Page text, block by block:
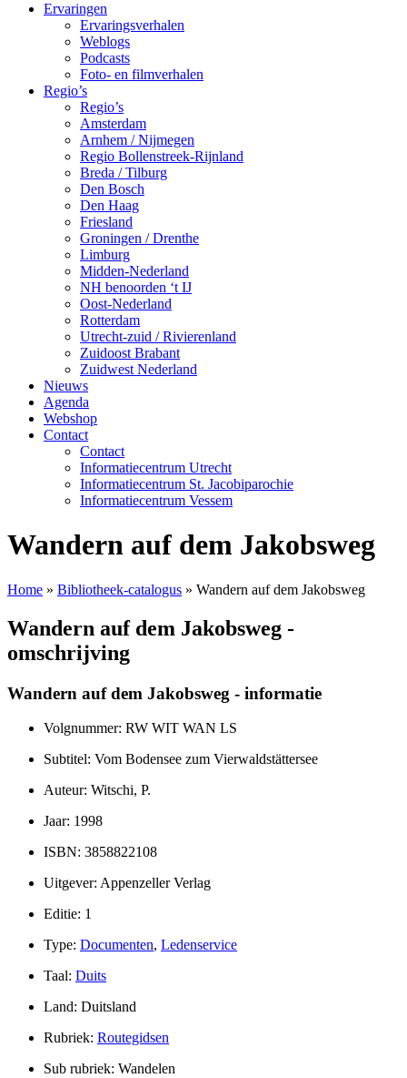
Ervaringen
Ervaringsverhalen
Weblogs
Podcasts
Foto- en filmverhalen
Regio’s
Regio’s
Amsterdam
Arnhem / Nijmegen
Regio Bollenstreek-Rijnland
Breda / Tilburg
Den Bosch
Den Haag
Friesland
Groningen / Drenthe
Limburg
Midden-Nederland
NH benoorden ‘t IJ
Oost-Nederland
Rotterdam
Utrecht-zuid / Rivierenland
Zuidoost Brabant
Zuidwest Nederland
Nieuws
Agenda
Webshop
Contact
Contact
Informatiecentrum Utrecht
Informatiecentrum St. Jacobiparochie
Informatiecentrum Vessem
Wandern auf dem Jakobsweg
Home » Bibliotheek-catalogus » Wandern auf dem Jakobsweg
Wandern auf dem Jakobsweg -
omschrijving
Wandern auf dem Jakobsweg - informatie
Volgnummer: RW WIT WAN LS
Subtitel: Vom Bodensee zum Vierwaldstättersee
Auteur: Witschi, P.
Jaar: 1998
ISBN: 3858822108
Uitgever: Appenzeller Verlag
Editie: 1
Type: Documenten, Ledenservice
Taal: Duits
Land: Duitsland
Rubriek: Routegidsen
Sub rubriek: Wandelen